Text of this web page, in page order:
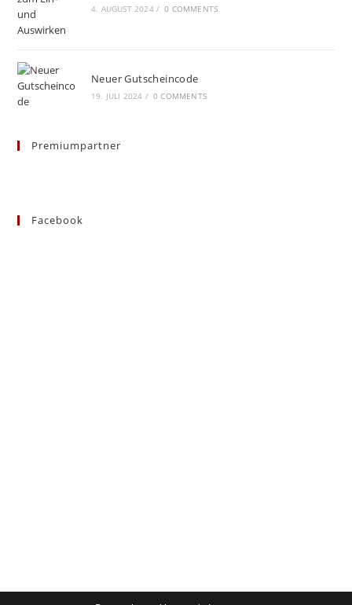
4. AUGUST 2024 / 0 COMMENTS
Neuer Gutscheincode
19. JULI 2024 / 0 COMMENTS
Premiumpartner
Facebook